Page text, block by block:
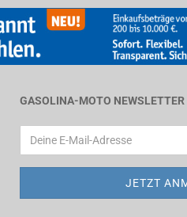
GASOLINA-MOTO NEWSLETTER